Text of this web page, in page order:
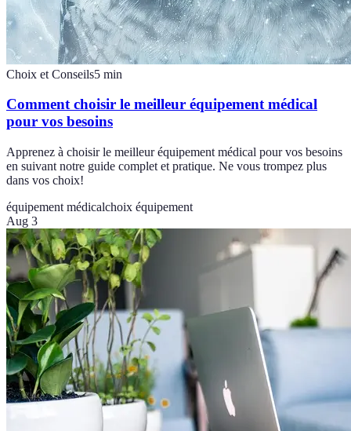
Choix et Conseils5 min
Comment choisir le meilleur équipement médical
pour vos besoins
Apprenez à choisir le meilleur équipement médical pour vos besoins
en suivant notre guide complet et pratique. Ne vous trompez plus
dans vos choix!
équipement médicalchoix équipement
Aug 3